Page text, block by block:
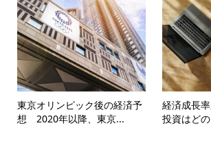
東京オリンピック後の経済予
想 2020年以降、東京...
経済成長
投資はど